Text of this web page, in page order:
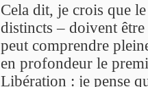
Cela dit, je crois que
distincts – doivent
peut comprendre
en profondeur le
Libération : je pense